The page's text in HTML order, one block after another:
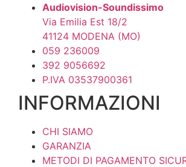
opzioni
possono
essere
scelte
nella
del
Audiovision-Soundissimo
Via Emilia Est 18/2
41124 MODENA (MO)
059 236009
392 9056692
P.IVA 03537900361
INFORMAZIONI
CHI SIAMO
GARANZIA
METODI DI PAGAMENTO